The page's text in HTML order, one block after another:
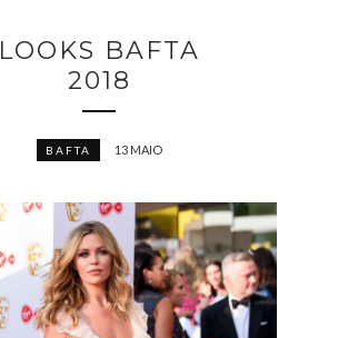
LOOKS BAFTA
2018
BAFTA 13 MAIO